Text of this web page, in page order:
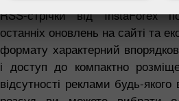
RSS-стрічки від InstaForex
останніх оновлень на сайті та
формату характерний
і доступ до компактно
відсутності реклами будь-